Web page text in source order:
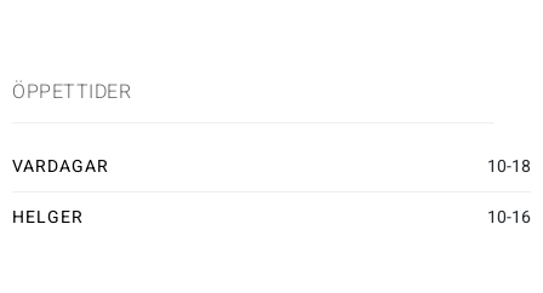
ÖPPETTIDER
VARDAGAR
10-18
HELGER
10-16